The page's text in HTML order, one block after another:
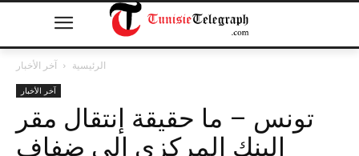
الرئيسية آخر الأخبار
آخر الأخبار
تونس – ما حقيقة إنتقال مقر
البنك المركزي إلى ضفاف